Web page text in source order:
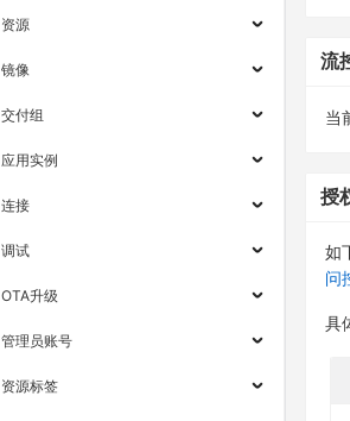
资源
镜像
交付组
应用实例
连接
调试
OTA升级
管理员账号
资源标签
流
当
授
如
问
具